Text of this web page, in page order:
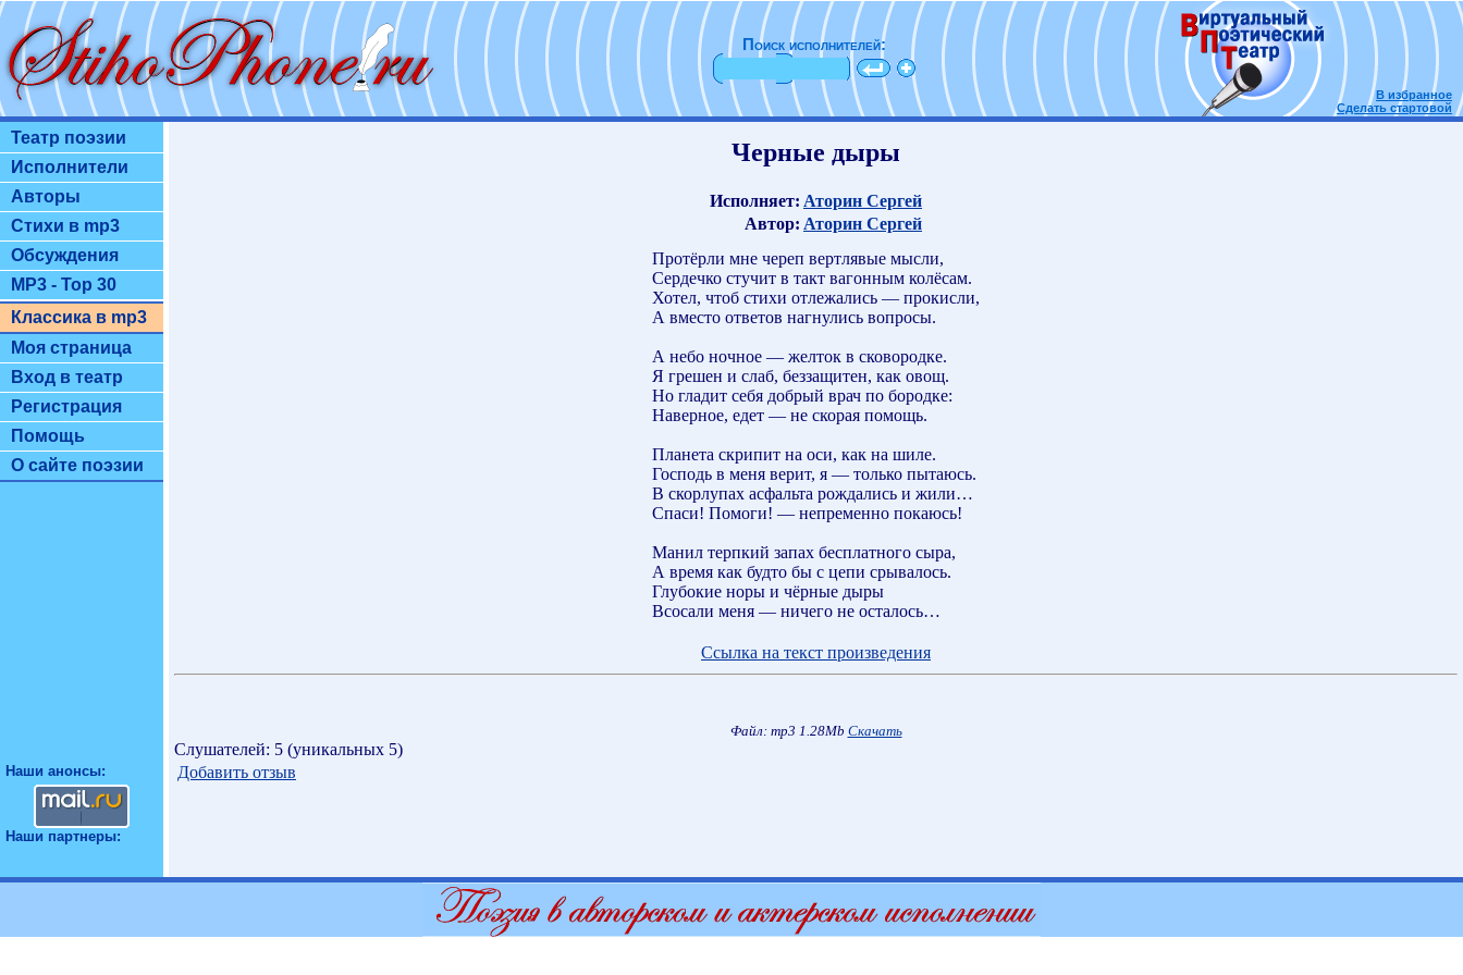
Поиск исполнителей:
В избранное
Сделать стартовой
Театр поэзии
Исполнители
Авторы
Стихи в mp3
Обсуждения
MP3 - Top 30
Классика в mp3
Моя страница
Вход в театр
Регистрация
Помощь
О сайте поэзии
Наши анонсы:
Наши партнеры:
Черные дыры
Исполняет: Аторин Сергей
Автор: Аторин Сергей
Протёрли мне череп вертлявые мысли,
Сердечко стучит в такт вагонным колёсам.
Хотел, чтоб стихи отлежались — прокисли,
А вместо ответов нагнулись вопросы.
А небо ночное — желток в сковородке.
Я грешен и слаб, беззащитен, как овощ.
Но гладит себя добрый врач по бородке:
Наверное, едет — не скорая помощь.
Планета скрипит на оси, как на шиле.
Господь в меня верит, я — только пытаюсь.
В скорлупах асфальта рождались и жили…
Спаси! Помоги! — непременно покаюсь!
Манил терпкий запах бесплатного сыра,
А время как будто бы с цепи срывалось.
Глубокие норы и чёрные дыры
Всосали меня — ничего не осталось…
Ссылка на текст произведения
Файл: mp3 1.28Mb Скачать
Слушателей: 5 (уникальных 5)
Добавить отзыв